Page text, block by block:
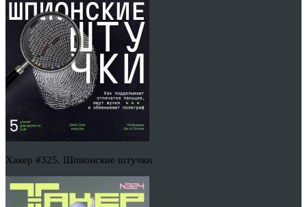
Хакер #325. Шпионские штучки